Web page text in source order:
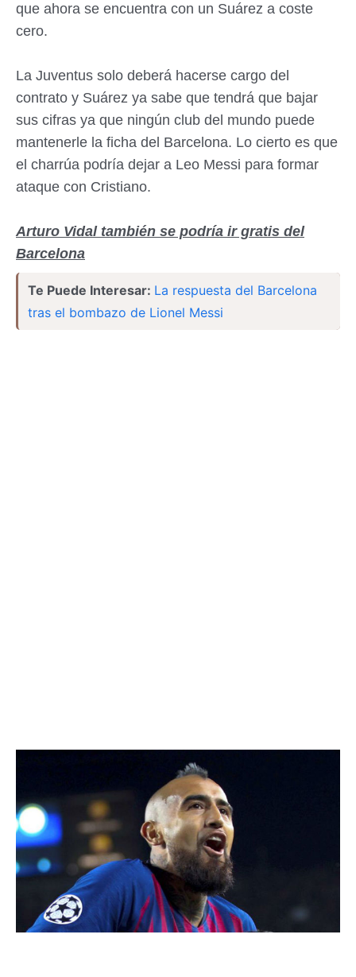
que ahora se encuentra con un Suárez a coste
cero.
La Juventus solo deberá hacerse cargo del
contrato y Suárez ya sabe que tendrá que bajar
sus cifras ya que ningún club del mundo puede
mantenerle la ficha del Barcelona. Lo cierto es que
el charrúa podría dejar a Leo Messi para formar
ataque con Cristiano.
Arturo Vidal también se podría ir gratis del
Barcelona
Te Puede Interesar: La respuesta del Barcelona
tras el bombazo de Lionel Messi